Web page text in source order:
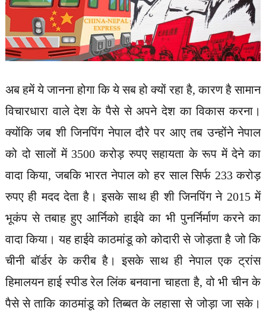
अब हमें ये जानना होगा कि ये सब हो क्यों रहा है, कारण है सामान
विचारधारा वाले देश के पैसे से अपने देश का विकास करना।
क्योंकि जब शी जिनपिंग नेपाल दौरे पर आए तब उन्होंने नेपाल
को दो सालों में 3500 करोड़ रुपए सहायता के रूप में देने का
वादा किया, जबकि भारत नेपाल को हर साल सिर्फ 233 करोड़
रुपए ही मदद देता है। इसके साथ ही शी जिनपिंग ने 2015 में
भूकंप से तबाह हुए आर्निको हाईवे का भी पुनर्निर्माण करने का
वादा किया। यह हाईवे काठमांडू को कोदारी से जोड़ता है जो कि
चीनी बॉर्डर के करीब है। इसके साथ ही नेपाल एक ट्रांस
हिमालयन हाई स्पीड रेल लिंक बनवाना चाहता है, वो भी चीन के
पैसे से ताकि काठमांडू को तिब्बत के लहासा से जोड़ा जा सके।